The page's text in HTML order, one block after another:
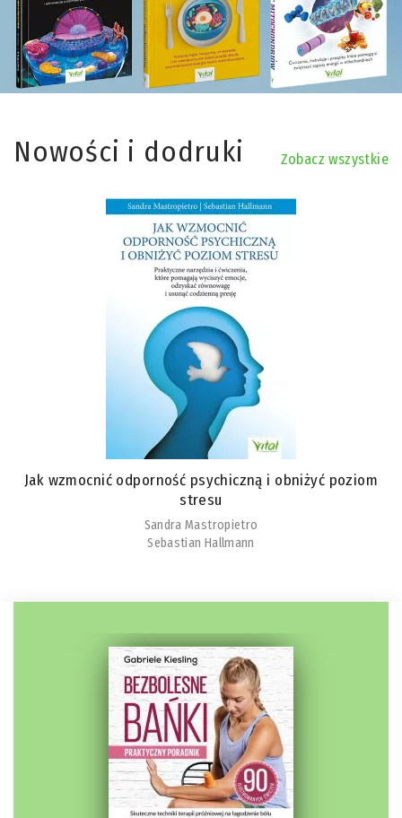
Nowości i dodruki Zobacz wszystkie
Jak wzmocnić odporność psychiczną i obniżyć poziom
stresu
Sandra Mastropietro
Sebastian Hallmann